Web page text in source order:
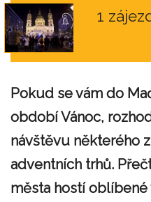
1
Pokud se vám do
období Vánoc,
návštěvu některého
adventních trhů.
města hostí oblíbené